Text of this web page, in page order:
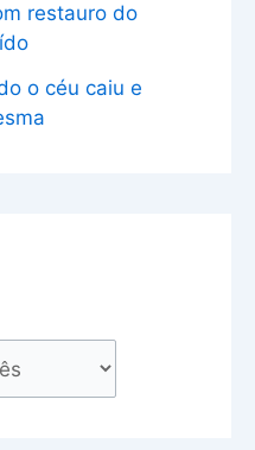
restauro do
o céu caiu e